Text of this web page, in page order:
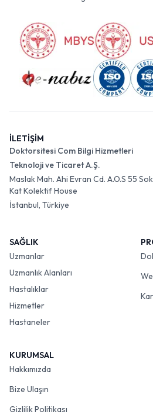
İLETİŞİM
Doktorsitesi Com Bilgi Hizmetleri
Teknoloji ve Ticaret A.Ş.
Maslak Mah. Ahi Evran Cd. A.O.S 55
Kat Kolektif House
İstanbul, Türkiye
SAĞLIK
Uzmanlar
Uzmanlık Alanları
Hastalıklar
Hizmetler
Hastaneler
KURUMSAL
Hakkımızda
Bize Ulaşın
Gizlilik Politikası